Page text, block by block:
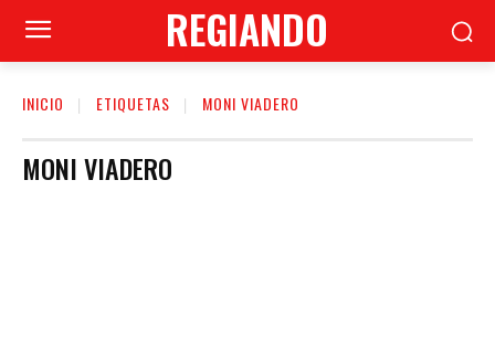
REGIANDO
INICIO ETIQUETAS MONI VIADERO
MONI VIADERO